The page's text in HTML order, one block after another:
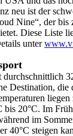
neu ist der
Nine“, der bis
Diese Liste
unter
durchschnittlich
Destination, die
bis 20°C. Im
im
40°C steigen